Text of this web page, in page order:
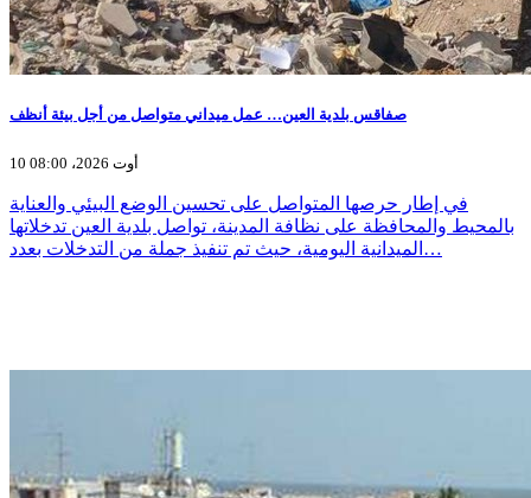
صفاقس بلدية العين… عمل ميداني متواصل من أجل بيئة أنظف
10 أوت 2026، 08:00
في إطار حرصها المتواصل على تحسين الوضع البيئي والعناية
بالمحيط والمحافظة على نظافة المدينة، تواصل بلدية العين تدخلاتها
الميدانية اليومية، حيث تم تنفيذ جملة من التدخلات بعدد…